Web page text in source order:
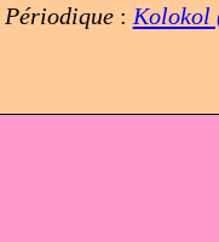
Périodique: Kolokol